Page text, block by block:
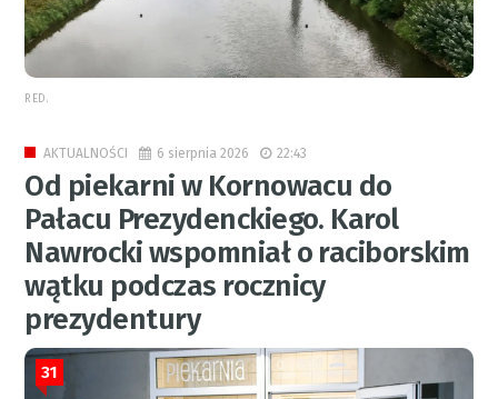
RED.
AKTUALNOŚCI 6 sierpnia 2026 22:43
Od piekarni w Kornowacu do
Pałacu Prezydenckiego. Karol
Nawrocki wspomniał o raciborskim
wątku podczas rocznicy
prezydentury
31